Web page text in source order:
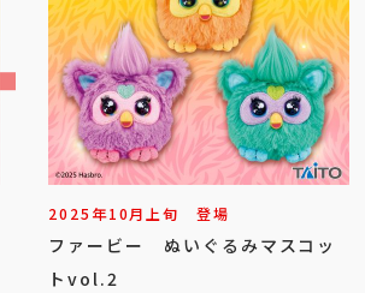
2025年10月上旬 登場
ファービー ぬいぐるみマスコッ
トvol.2